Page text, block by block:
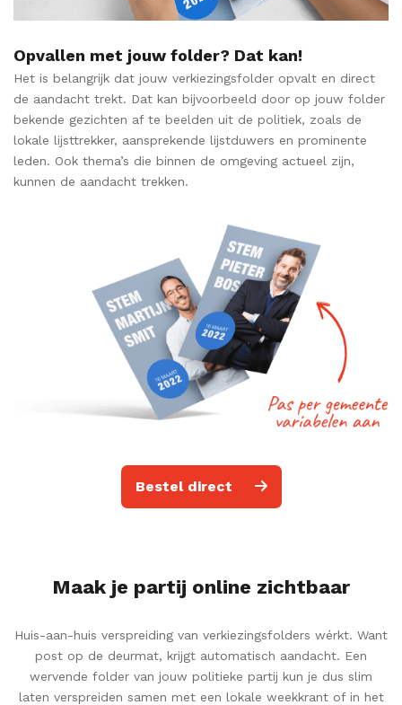
Opvallen met jouw folder? Dat kan!
Het is belangrijk dat jouw verkiezingsfolder opvalt en direct
de aandacht trekt. Dat kan bijvoorbeeld door op jouw folder
bekende gezichten af te beelden uit de politiek, zoals de
lokale lijsttrekker, aansprekende lijstduwers en prominente
leden. Ook thema’s die binnen de omgeving actueel zijn,
kunnen de aandacht trekken.
Bestel direct
Maak je partij online zichtbaar
Huis-aan-huis verspreiding van verkiezingsfolders wérkt. Want
post op de deurmat, krijgt automatisch aandacht. Een
wervende folder van jouw politieke partij kun je dus slim
laten verspreiden samen met een lokale weekkrant of in het